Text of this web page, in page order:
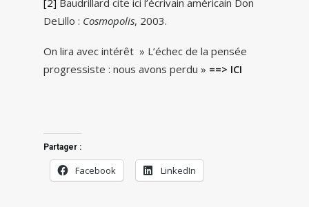
[2] Baudrillard cite ici l’écrivain américain Don
DeLillo : Cosmopolis, 2003.
On lira avec intérêt » L’échec de la pensée
progressiste : nous avons perdu » ==> ICI
Partager :
Facebook LinkedIn